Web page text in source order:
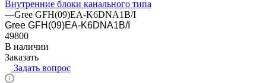
Внутренние блоки канального типа
—Gree GFH(09)EA-K6DNA1B/I
Gree GFH(09)EA-K6DNA1B/I
49800
В наличии
Заказать
Задать вопрос